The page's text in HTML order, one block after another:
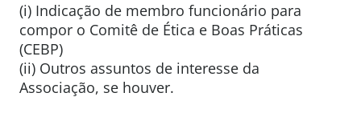
(i) Indicação de membro funcionário para
compor o Comitê de Ética e Boas Práticas
(CEBP)
(ii) Outros assuntos de interesse da
Associação, se houver.